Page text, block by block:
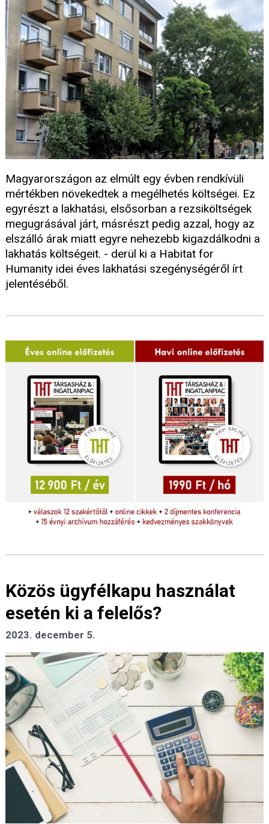
Magyarországon az elmúlt egy évben rendkívüli
mértékben növekedtek a megélhetés költségei. Ez
egyrészt a lakhatási, elsősorban a rezsiköltségek
megugrásával járt, másrészt pedig azzal, hogy az
elszálló árak miatt egyre nehezebb kigazdálkodni a
lakhatás költségeit. - derül ki a Habitat for
Humanity idei éves lakhatási szegénységéről írt
jelentéséből.
Közös ügyfélkapu használat
esetén ki a felelős?
2023. december 5.